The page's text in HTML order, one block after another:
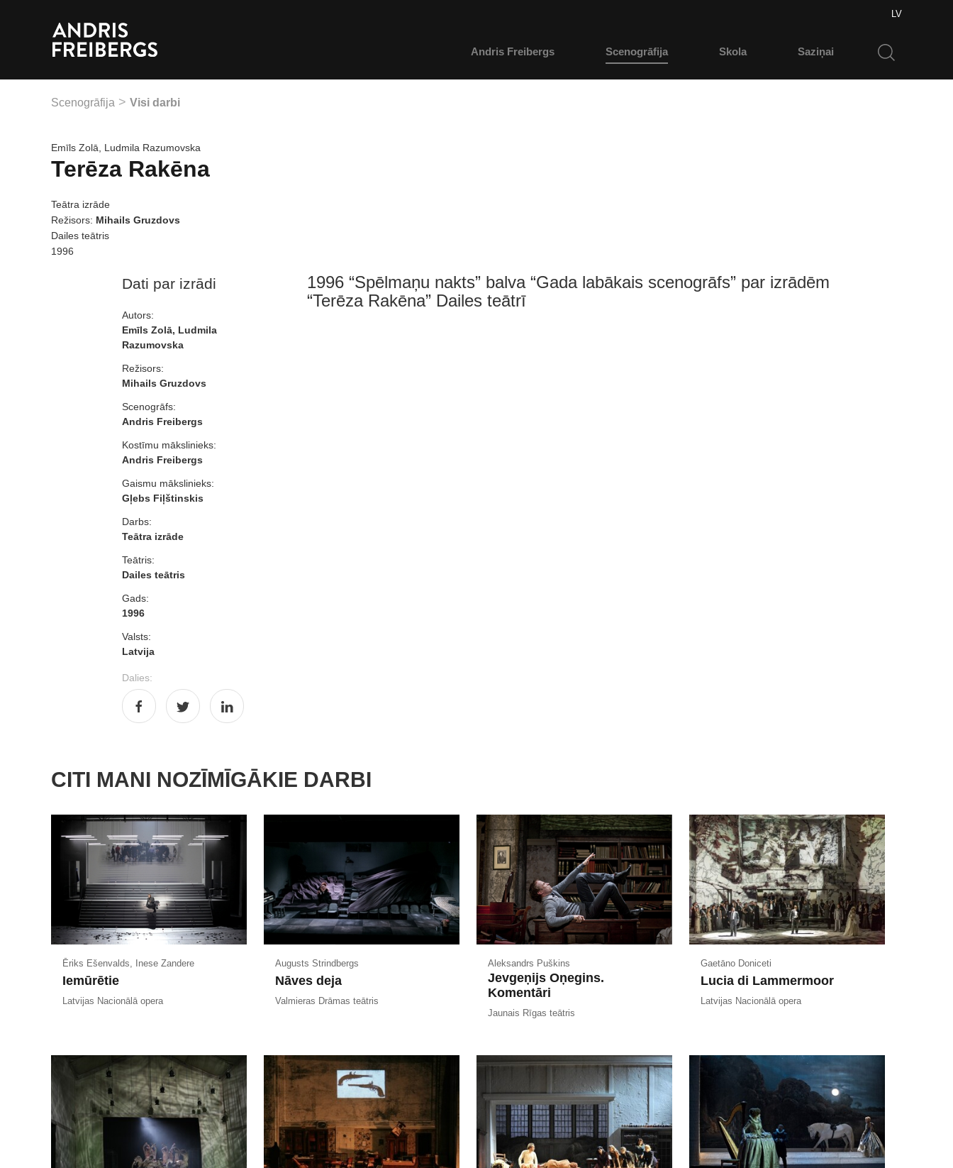
LV
Andris Freibergs Scenogrāfija Skola Saziņai
Scenogrāfija Visi darbi
Emīls Zolā, Ludmila Razumovska
Terēza Rakēna
Teātra izrāde
Režisors: Mihails Gruzdovs
Dailes teātris
1996
Dati par izrādi
Autors:
Emīls Zolā, Ludmila
Razumovska
Režisors:
Mihails Gruzdovs
Scenogrāfs:
Andris Freibergs
Kostīmu mākslinieks:
Andris Freibergs
Gaismu mākslinieks:
Gļebs Fiļštinskis
Darbs:
Teātra izrāde
Teātris:
Dailes teātris
Gads:
1996
Valsts:
Latvija
Dalies:
1996 “Spēlmaņu nakts” balva “Gada labākais scenogrāfs” par izrādēm
“Terēza Rakēna” Dailes teātrī
CITI MANI NOZĪMĪGĀKIE DARBI
Ēriks Ešenvalds, Inese Zandere
Iemūrētie
Latvijas Nacionālā opera
Augusts Strindbergs
Nāves deja
Valmieras Drāmas teātris
Aleksandrs Puškins
Jevgeņijs Oņegins.
Komentāri
Jaunais Rīgas teātris
Gaetāno Doniceti
Lucia di Lammermoor
Latvijas Nacionālā opera